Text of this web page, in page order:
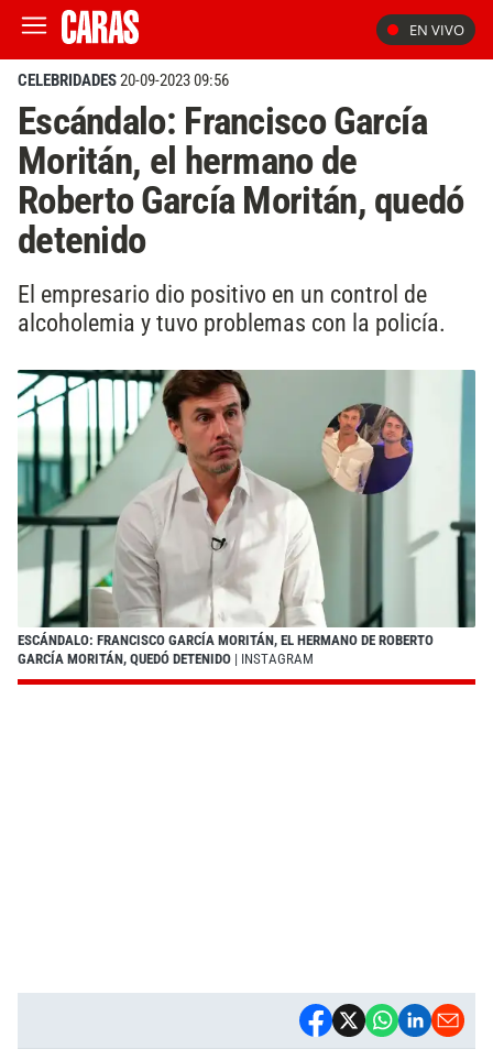
EN VIVO
CELEBRIDADES20-09-2023 09:56
Escándalo: Francisco García
Moritán, el hermano de
Roberto García Moritán, quedó
detenido
El empresario dio positivo en un control de
alcoholemia y tuvo problemas con la policía.
ESCÁNDALO: FRANCISCO GARCÍA MORITÁN, EL HERMANO DE ROBERTO
GARCÍA MORITÁN, QUEDÓ DETENIDO | INSTAGRAM